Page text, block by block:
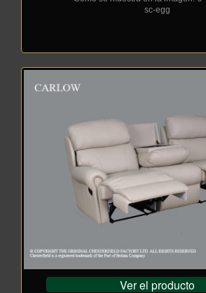
sc-egg
Ver el producto